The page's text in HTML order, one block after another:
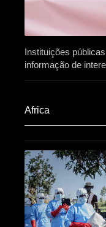
Instituições
informação de
Africa​